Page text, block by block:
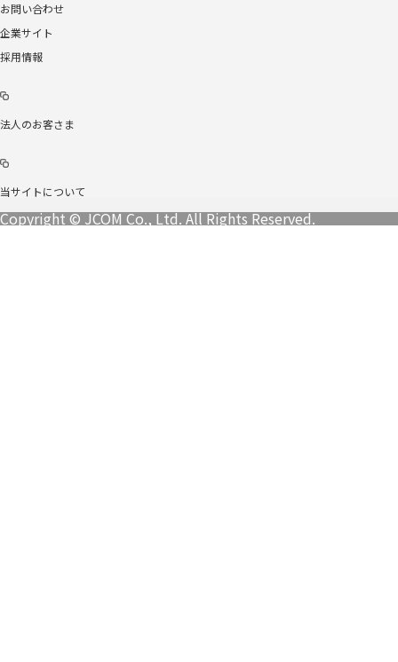
お問い合わせ
企業サイト
採用情報
法人のお客さま
当サイトについて
Copyright © JCOM Co., Ltd. All Rights Reserved.